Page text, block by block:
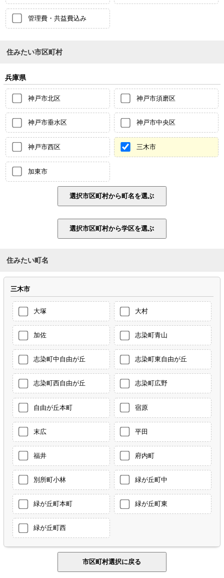
管理費・共益費込み
住みたい市区町村
兵庫県
神戸市北区 神戸市須磨区
神戸市垂水区 神戸市中央区
神戸市西区 三木市
加東市
住みたい町名
三木市
大塚 大村
加佐 志染町青山
志染町中自由が丘 志染町東自由が丘
志染町西自由が丘 志染町広野
自由が丘本町 宿原
末広 平田
福井 府内町
別所町小林 緑が丘町中
緑が丘町本町 緑が丘町東
緑が丘町西